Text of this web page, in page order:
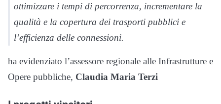
ottimizzare i tempi di percorrenza, incrementare la
qualità e la copertura dei trasporti pubblici e
l’efficienza delle connessioni.
ha evidenziato l’assessore regionale alle Infrastrutture e
Opere pubbliche, Claudia Maria Terzi